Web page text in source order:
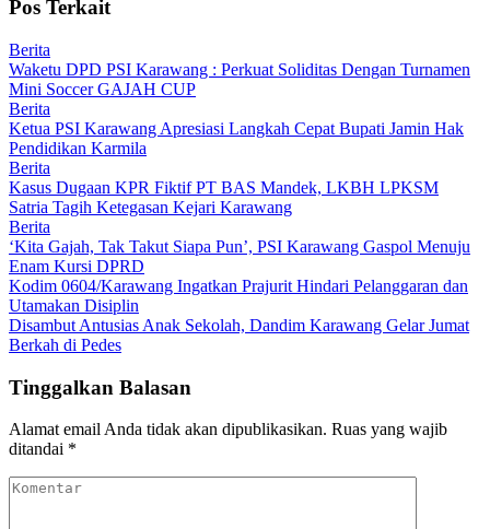
Pos Terkait
Berita
Waketu DPD PSI Karawang : Perkuat Soliditas Dengan Turnamen
Mini Soccer GAJAH CUP
Berita
Ketua PSI Karawang Apresiasi Langkah Cepat Bupati Jamin Hak
Pendidikan Karmila
Berita
Kasus Dugaan KPR Fiktif PT BAS Mandek, LKBH LPKSM
Satria Tagih Ketegasan Kejari Karawang
Berita
‘Kita Gajah, Tak Takut Siapa Pun’, PSI Karawang Gaspol Menuju
Enam Kursi DPRD
Kodim 0604/Karawang Ingatkan Prajurit Hindari Pelanggaran dan
Utamakan Disiplin
Disambut Antusias Anak Sekolah, Dandim Karawang Gelar Jumat
Berkah di Pedes
Tinggalkan Balasan
Alamat email Anda tidak akan dipublikasikan. Ruas yang wajib
ditandai *